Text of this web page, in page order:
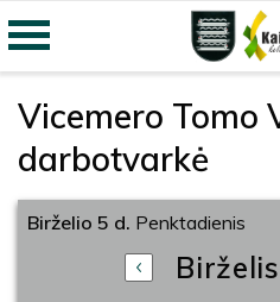
Vicemero Tomo
darbotvarkė
Birželio 5 d. Penktadienis
Birželis